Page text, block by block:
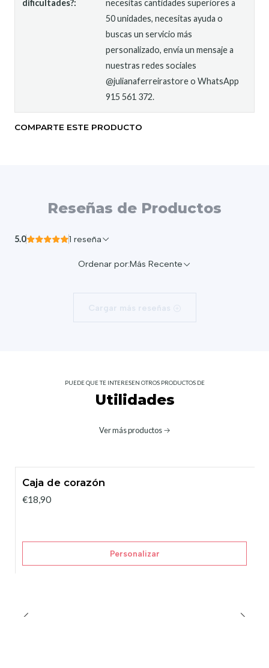
dificultades?:
necesitas cantidades superiores a
50 unidades, necesitas ayuda o
buscas un servicio más
personalizado, envía un mensaje a
nuestras redes sociales
@julianaferreirastore o WhatsApp
915 561 372.
COMPARTE ESTE PRODUCTO
Reseñas de Productos
5.0 1 reseña
Ordenar por:Más Recente
Cargar más reseñas
PUEDE QUE TE INTERESEN OTROS PRODUCTOS DE
Utilidades
Ver más productos
Caja de corazón
€18,90
Personalizar